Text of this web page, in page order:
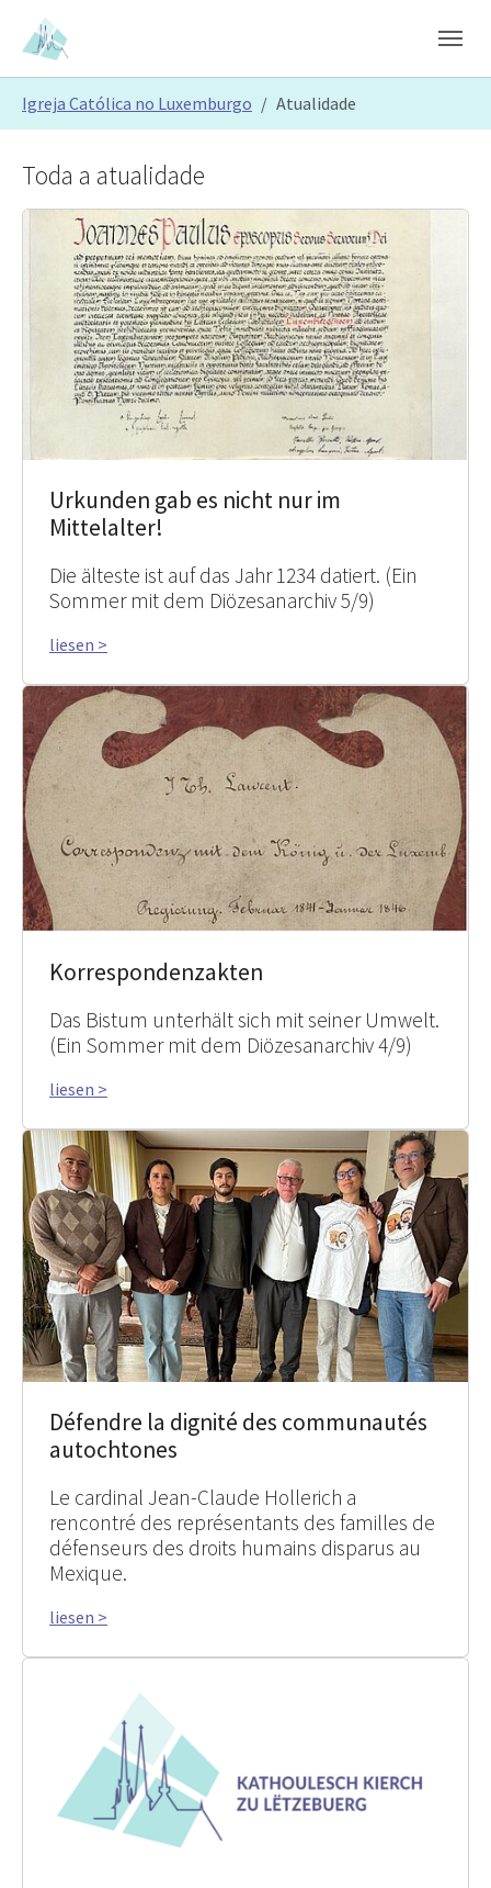
Skip to main content
Skip to page footer
Igreja Católica no Luxemburgo Atualidade
Toda a atualidade
Urkunden gab es nicht nur im
Mittelalter!
Die älteste ist auf das Jahr 1234 datiert. (Ein
Sommer mit dem Diözesanarchiv 5/9)
liesen >
Korrespondenzakten
Das Bistum unterhält sich mit seiner Umwelt.
(Ein Sommer mit dem Diözesanarchiv 4/9)
liesen >
Défendre la dignité des communautés
autochtones
Le cardinal Jean-Claude Hollerich a
rencontré des représentants des familles de
défenseurs des droits humains disparus au
Mexique.
liesen >